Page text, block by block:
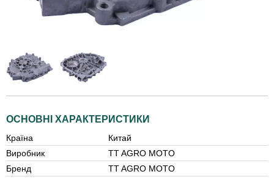
ОСНОВНІ ХАРАКТЕРИСТИКИ
Країна
Китай
Виробник
TT AGRO MOTO
Бренд
TT AGRO MOTO